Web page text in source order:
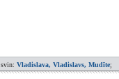
svin: Vladislava, Vladislavs, Mudīte;